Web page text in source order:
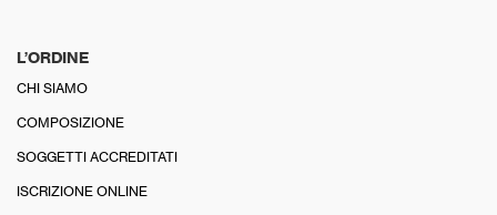
L’ORDINE
CHI SIAMO
COMPOSIZIONE
SOGGETTI ACCREDITATI
ISCRIZIONE ONLINE